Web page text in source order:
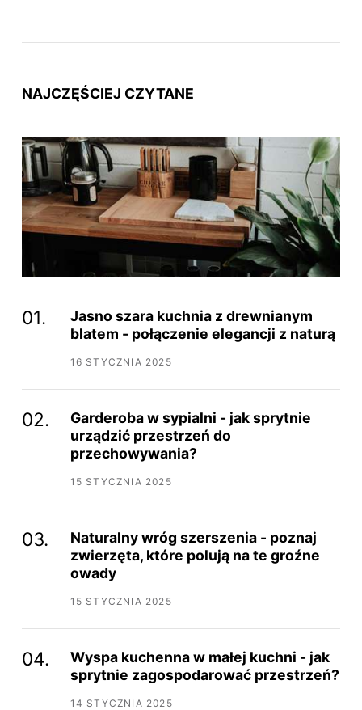
NAJCZĘŚCIEJ CZYTANE
Jasno szara kuchnia z drewnianym
blatem - połączenie elegancji z naturą
16 STYCZNIA 2025
Garderoba w sypialni - jak sprytnie
urządzić przestrzeń do
przechowywania?
15 STYCZNIA 2025
Naturalny wróg szerszenia - poznaj
zwierzęta, które polują na te groźne
owady
15 STYCZNIA 2025
Wyspa kuchenna w małej kuchni - jak
sprytnie zagospodarować przestrzeń?
14 STYCZNIA 2025